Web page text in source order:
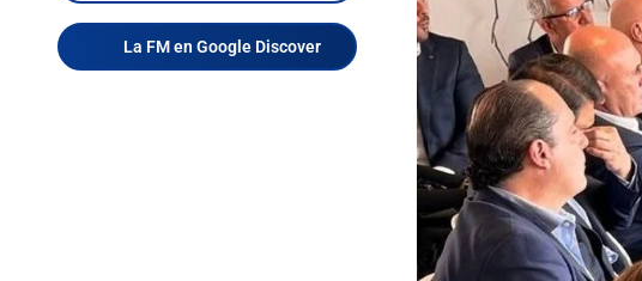
La FM en Google Discover